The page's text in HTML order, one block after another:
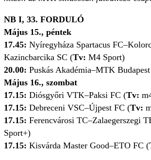
NB I, 33. FORDULÓ
Május 15., péntek
17.45: Nyíregyháza Spartacus
Kazincbarcika SC (Tv: M4 Sport)
20.00: Puskás Akadémia–MTK
Május 16., szombat
17.15: Diósgyőri VTK–Paksi FC (Tv:
17.15: Debreceni VSC–Újpest FC (Tv:
17.15: Ferencvárosi TC–Zalaegerszegi
Sport+)
17.15: Kisvárda Master Good–ETO FC (